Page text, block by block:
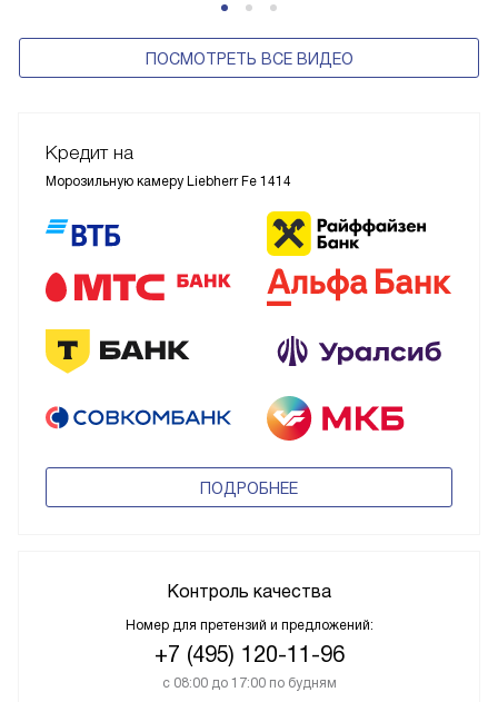
ПОСМОТРЕТЬ ВСЕ ВИДЕО
Кредит на
Морозильную камеру Liebherr Fe 1414
ПОДРОБНЕЕ
Контроль качества
Номер для претензий и предложений:
+7 (495) 120-11-96
с 08:00 до 17:00 по будням